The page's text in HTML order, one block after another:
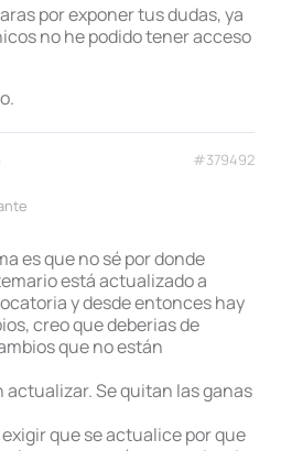
por exponer tus dudas, ya
no he podido tener acceso
#379492
es que no sé por donde
está actualizado a
y desde entonces hay
creo que deberias de
que no están
actualizar. Se quitan las ganas
que se actualice por que